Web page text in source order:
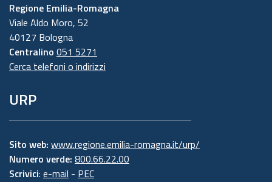
Regione Emilia-Romagna
Viale Aldo Moro, 52
40127 Bologna
Centralino 051 5271
Cerca telefoni o indirizzi
URP
Sito web: www.regione.emilia-romagna.it/urp/
Numero verde: 800.66.22.00
Scrivici: e-mail - PEC